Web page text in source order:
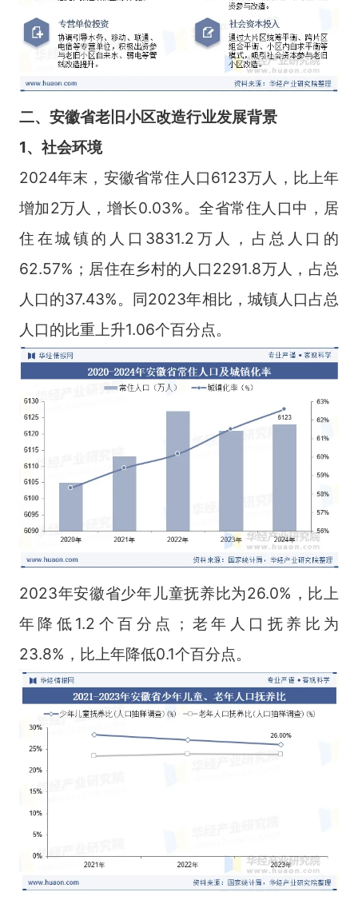
二、安徽省老旧小区改造行业发展背景
1、社会环境
2024年末，安徽省常住人口6123万人，比上年
增加2万人，增长0.03%。全省常住人口中，居
住在城镇的人口3831.2万人，占总人口的
62.57%；居住在乡村的人口2291.8万人，占总
人口的37.43%。同2023年相比，城镇人口占总
人口的比重上升1.06个百分点。
2023年安徽省少年儿童抚养比为26.0%，比上
年降低1.2个百分点；老年人口抚养比为
23.8%，比上年降低0.1个百分点。